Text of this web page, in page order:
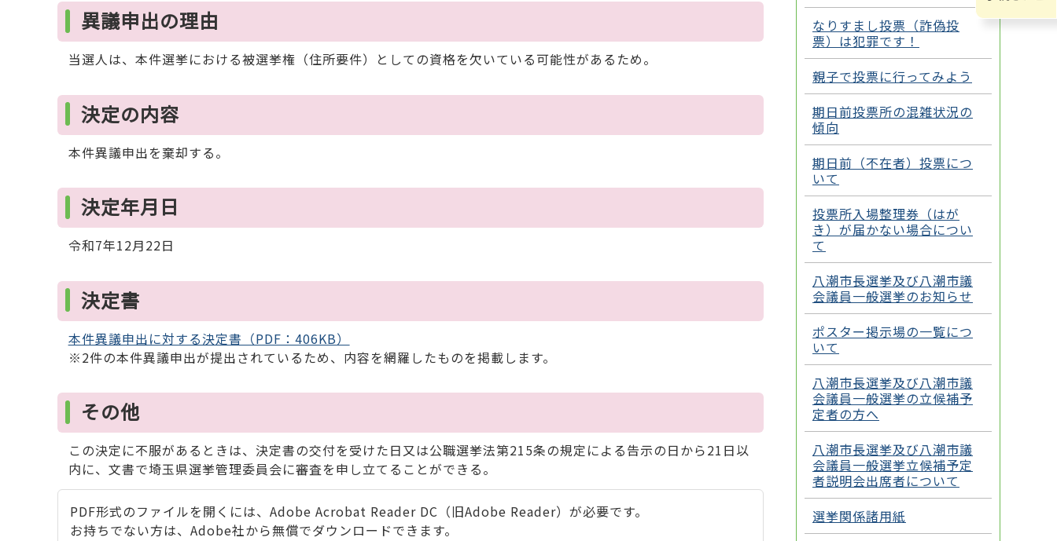
異議申出の理由
当選人は、本件選挙における被選挙権（住所要件）としての資格を欠いている可能性があるため。
決定の内容
本件異議申出を棄却する。
決定年月日
令和7年12月22日
決定書
本件異議申出に対する決定書（PDF：406KB）
※2件の本件異議申出が提出されているため、内容を網羅したものを掲載します。
その他
この決定に不服があるときは、決定書の交付を受けた日又は公職選挙法第215条の規定による告示の日から21日以
内に、文書で埼玉県選挙管理委員会に審査を申し立てることができる。
PDF形式のファイルを開くには、Adobe Acrobat Reader DC（旧Adobe Reader）が必要です。
お持ちでない方は、Adobe社から無償でダウンロードできます。
なりすまし投票（詐偽投
票）は犯罪です！
親子で投票に行ってみよう
期日前投票所の混雑状況の
傾向
期日前（不在者）投票につ
いて
投票所入場整理券（はが
き）が届かない場合につい
て
八潮市長選挙及び八潮市議
会議員一般選挙のお知らせ
ポスター掲示場の一覧につ
いて
八潮市長選挙及び八潮市議
会議員一般選挙の立候補予
定者の方へ
八潮市長選挙及び八潮市議
会議員一般選挙立候補予定
者説明会出席者について
選挙関係諸用紙